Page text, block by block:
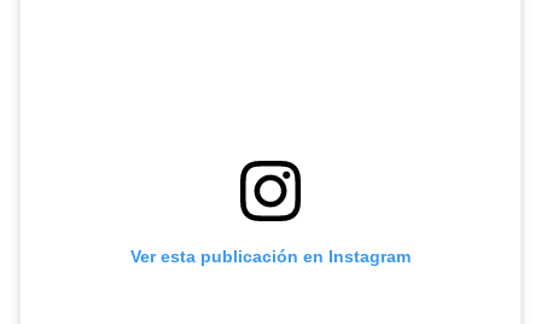
Ver esta publicación en Instagram